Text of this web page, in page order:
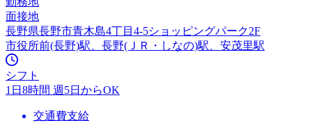
面接地
長野県長野市青木島4丁目4-5ショッピングパーク2F
市役所前(長野)駅、長野(ＪＲ・しなの)駅、安茂里駅
シフト
1日8時間 週5日からOK
交通費支給